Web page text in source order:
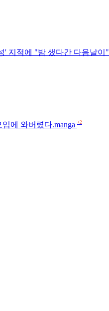
' 지적에 "밤 샜다간 다음날이"
에 와버렸다.manga +2